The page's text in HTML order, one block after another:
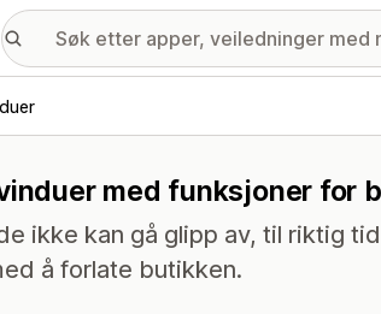
med funksjoner for
ikke kan gå glipp av, til riktig
å forlate butikken.